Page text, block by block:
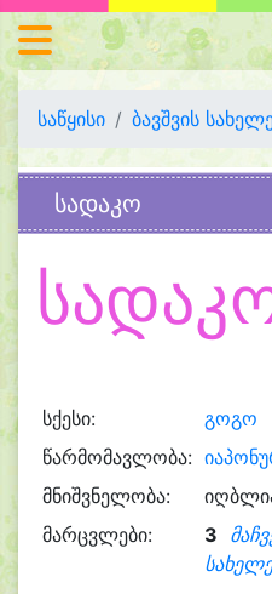
საწყისი ბავშვის
სადაკო
სქესი:
გოგო
წარმომავლობა:
მნიშვნელობა:
მარცვლები:
3